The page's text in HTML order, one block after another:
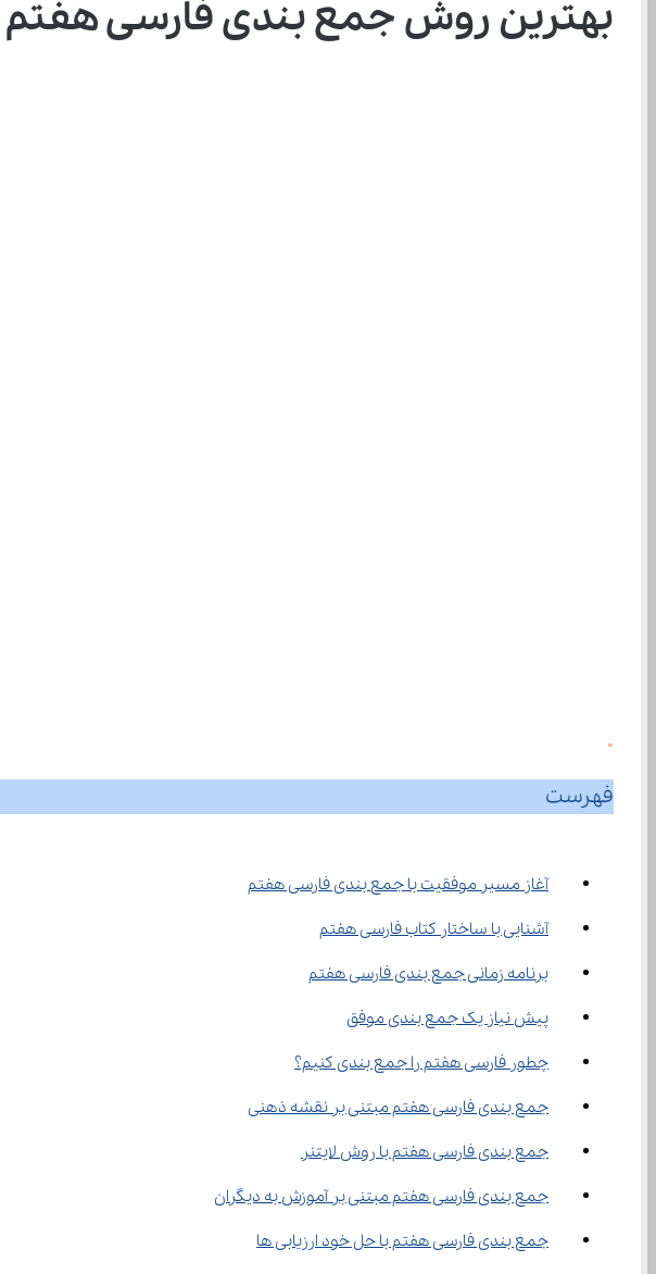
بهترین روش جمع‌ بندی فارسی هفتم
0
فهرست
آغاز مسیر موفقیت با جمع‌ بندی فارسی هفتم
آشنایی با ساختار کتاب فارسی هفتم
برنامه زمانی جمع ‌بندی فارسی هفتم
پیش‌ نیاز یک جمع ‌بندی موفق
چطور فارسی هفتم را جمع ‌بندی کنیم؟
جمع ‌بندی فارسی هفتم مبتنی بر نقشه ذهنی
جمع ‌بندی فارسی هفتم با روش لایتنر
جمع ‌بندی فارسی هفتم مبتنی بر آموزش به دیگران
جمع ‌بندی فارسی هفتم با حل خود ارزیابی ها